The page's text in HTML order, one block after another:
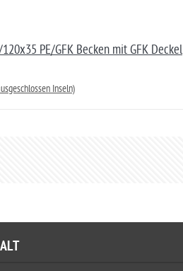
PE/GFK Becken mit GFK Deckel
Inseln)